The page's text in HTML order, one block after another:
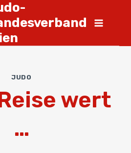
JUDO
wert
…